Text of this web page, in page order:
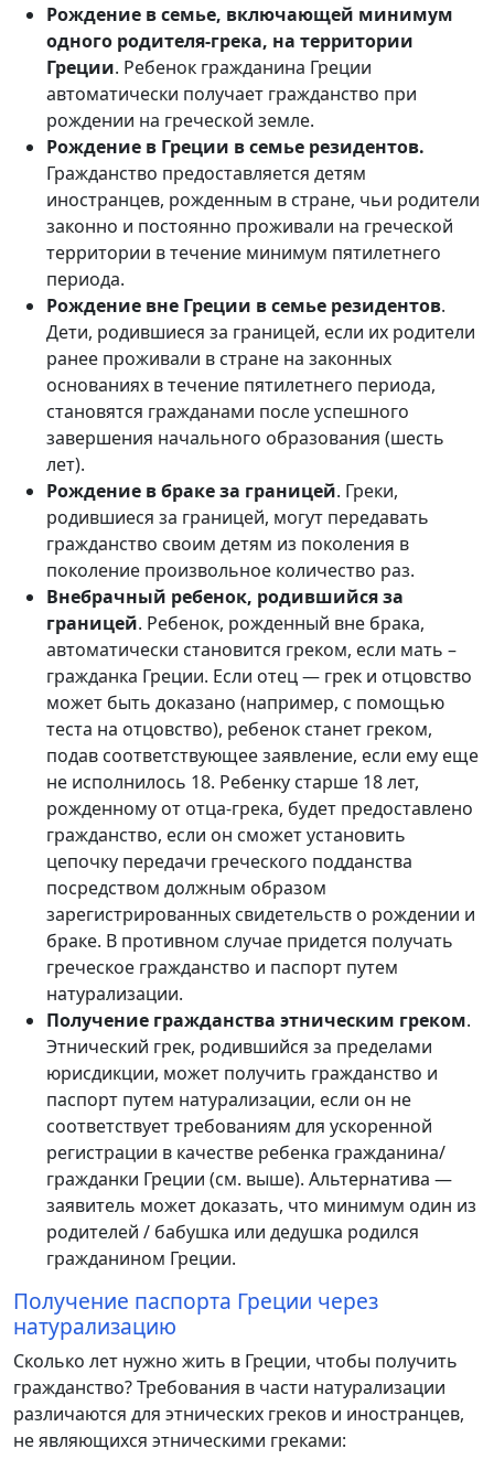
Рождение в семье, включающей минимум
одного родителя-грека, на территории
Греции. Ребенок гражданина Греции
автоматически получает гражданство при
рождении на греческой земле.
Рождение в Греции в семье резидентов.
Гражданство предоставляется детям
иностранцев, рожденным в стране, чьи родители
законно и постоянно проживали на греческой
территории в течение минимум пятилетнего
периода.
Рождение вне Греции в семье резидентов.
Дети, родившиеся за границей, если их родители
ранее проживали в стране на законных
основаниях в течение пятилетнего периода,
становятся гражданами после успешного
завершения начального образования (шесть
лет).
Рождение в браке за границей. Греки,
родившиеся за границей, могут передавать
гражданство своим детям из поколения в
поколение произвольное количество раз.
Внебрачный ребенок, родившийся за
границей. Ребенок, рожденный вне брака,
автоматически становится греком, если мать –
гражданка Греции. Если отец — грек и отцовство
может быть доказано (например, с помощью
теста на отцовство), ребенок станет греком,
подав соответствующее заявление, если ему еще
не исполнилось 18. Ребенку старше 18 лет,
рожденному от отца-грека, будет предоставлено
гражданство, если он сможет установить
цепочку передачи греческого подданства
посредством должным образом
зарегистрированных свидетельств о рождении и
браке. В противном случае придется получать
греческое гражданство и паспорт путем
натурализации.
Получение гражданства этническим греком.
Этнический грек, родившийся за пределами
юрисдикции, может получить гражданство и
паспорт путем натурализации, если он не
соответствует требованиям для ускоренной
регистрации в качестве ребенка гражданина/
гражданки Греции (см. выше). Альтернатива —
заявитель может доказать, что минимум один из
родителей / бабушка или дедушка родился
гражданином Греции.
Получение паспорта Греции через
натурализацию
Сколько лет нужно жить в Греции, чтобы получить
гражданство? Требования в части натурализации
различаются для этнических греков и иностранцев,
не являющихся этническими греками: